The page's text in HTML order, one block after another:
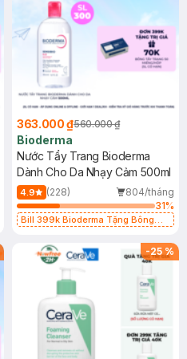
363.000 ₫560.000 ₫
Bioderma
Nước Tẩy Trang Bioderma
Dành Cho Da Nhạy Cảm 500ml
4.9 (228)
804/tháng
31%
Bill 399k Bioderma Tặng Bông
-25 %